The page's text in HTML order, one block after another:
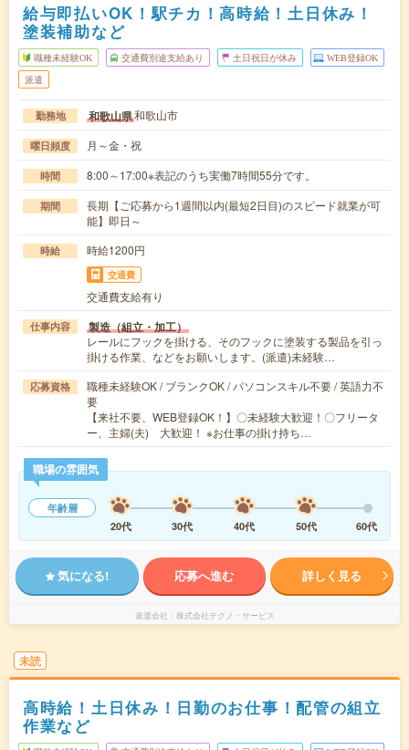
給与即払いOK！駅チカ！高時給！土日休み！
塗装補助など
職種未経験OK 交通費別途支給あり 土日祝日が休み WEB登録OK
派遣
勤務地 和歌山県和歌山市
曜日頻度 月～金・祝
時間 8:00～17:00※表記のうち実働7時間55分です。
期間
長期【ご応募から1週間以内(最短2日目)のスピード就業が可
能】即日～
時給 時給1200円
交通費
交通費支給有り
仕事内容 製造（組立・加工）
レールにフックを掛ける、そのフックに塗装する製品を引っ
掛ける作業、などをお願いします。(派遣)未経験…
応募資格
職種未経験OK / ブランクOK / パソコンスキル不要 / 英語力不
要
【来社不要、WEB登録OK！】〇未経験大歓迎！〇フリータ
ー、主婦(夫) 大歓迎！ ※お仕事の掛け持ち…
職場の雰囲気
年齢層
20代
30代 40代 50代 60代
気になる! 応募へ進む 詳しく見る
派遣会社 株式会社テクノ・サービス
未読
高時給！土日休み！日勤のお仕事！配管の組立
作業など